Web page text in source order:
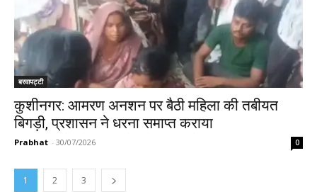
बरवापट्टी
कुशीनगर: आमरण अनशन पर बैठी महिला की तबीयत
बिगड़ी, प्रशासन ने धरना समाप्त कराया
Prabhat - 30/07/2026 0
1 2 3